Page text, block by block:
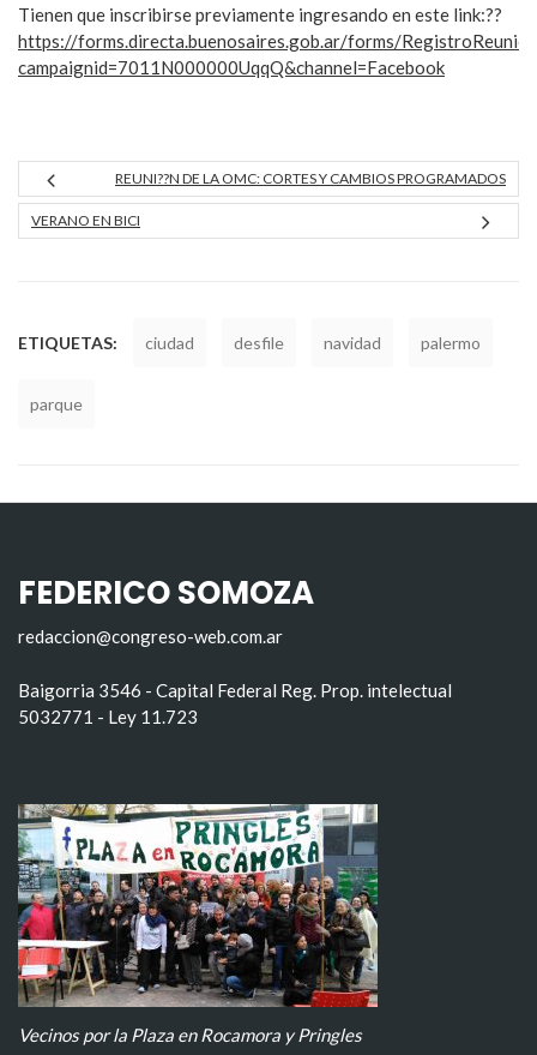
Tienen que inscribirse previamente ingresando en este link:??
https://forms.directa.buenosaires.gob.ar/forms/
campaignid=7011N000000UqqQ&channel=Facebook
REUNI??N DE LA OMC: CORTES Y CAMBIOS PROGRAMADOS
VERANO EN BICI
ETIQUETAS: ciudad desfile navidad palermo
parque
FEDERICO SOMOZA
redaccion@congreso-web.com.ar
Baigorria 3546 - Capital Federal Reg. Prop. intelectual
5032771 - Ley 11.723
Vecinos por la Plaza en Rocamora y Pringles